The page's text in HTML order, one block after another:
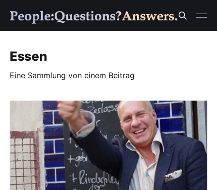
Essen
Eine Sammlung von einem Beitrag